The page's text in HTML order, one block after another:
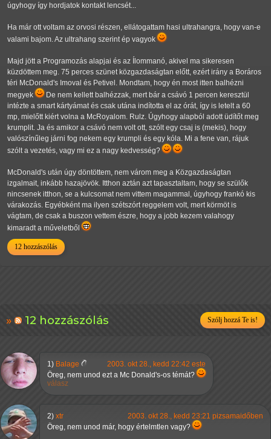
úgyhogy így hordjatok kontakt lencsét...
Ha már ott voltam az orvosi részen, ellátogattam hasi ultrahangra, hogy van-e
valami bajom. Az ultrahang szerint ép vagyok
Majd jött a Programozás alapjai és az Ílommanó, akivel ma sikeresen
küzdöttem meg. 75 perces szünet közgazdaságtan előtt, ezért irány a Boráros
téri McDonald's Imoval és Petivel. Mondtam, hogy én most itten balhézni
megyek
De nem kellett balhézzak, mert bár a csávó 1 percen keresztül
intézte a smart kártyámat és csak utána indította el az órát, így is letelt a 60
mp, mielőtt kiért volna a McRoyalom. Rulz. Úgyhogy alapból adott üdítőt meg
krumplit. Ja és amikor a csávó nem volt ott, szólt egy csaj is (mekis), hogy
valószínűleg járni fog nekem egy krumpli és egy kóla. Mi a fene van, rájuk
szólt a vezetés, vagy mi ez a nagy kedvesség?
McDonald's után úgy döntöttem, nem várom meg a Közgazdaságtan
izgalmait, inkább hazajövök. Itthon aztán azt tapasztaltam, hogy se szülők
nincsenek itthon, se a kulcsomat nem vittem magammal, úgyhogy frankó kis
várakozás. Egyébként ma ilyen szétszórt reggelem volt, mert körmöt is
vágtam, de csak a buszon vettem észre, hogy a jobb kezem valahogy
kimaradt a műveletből
12 hozzászólás
12 hozzászólás Szólj hozzá Te is!
1) Balage
2003. okt 28., kedd 22:42 este
Öreg, nem unod ezt a Mc Donald's-os témát?
válasz
2) xtr
2003. okt 28., kedd 23:21 pizsamaidőben
Öreg, nem unod már, hogy értelmtlen vagy?